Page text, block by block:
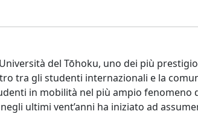
del Tōhoku, uno dei più
tra gli studenti internazionali e la
in mobilità nel più ampio fenomeno
ultimi vent’anni ha iniziato ad